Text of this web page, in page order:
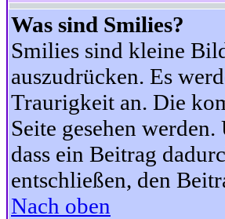
Was sind Smilies?
Smilies sind kleine
auszudrücken. Es
Traurigkeit an. Die
Seite gesehen
dass ein Beitrag
entschließen, den
Nach oben